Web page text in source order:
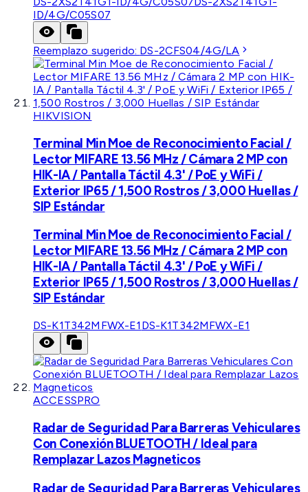
ID/4G/C05S07
Reemplazo sugerido: DS-2CFS04/4G/LA
HIKVISION
Terminal Min Moe de Reconocimiento Facial /
Lector MIFARE 13.56 MHz / Cámara 2 MP con
HIK-IA / Pantalla Táctil 4.3' / PoE y WiFi /
Exterior IP65 / 1,500 Rostros / 3,000 Huellas /
SIP Estándar
Terminal Min Moe de Reconocimiento Facial /
Lector MIFARE 13.56 MHz / Cámara 2 MP con
HIK-IA / Pantalla Táctil 4.3' / PoE y WiFi /
Exterior IP65 / 1,500 Rostros / 3,000 Huellas /
SIP Estándar
DS-K1T342MFWX-E1 DS-K1T342MFWX-E1
ACCESSPRO
Radar de Seguridad Para Barreras Vehiculares
Con Conexión BLUETOOTH / Ideal para
Remplazar Lazos Magneticos
Radar de Seguridad Para Barreras Vehiculares